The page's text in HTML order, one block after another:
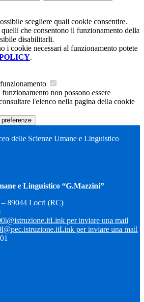
scegliere quali cookie consentire.
che consentono il funzionamento della
disabilitarli.
i cookie necessari al funzionamento potete
.
non possono essere
l'elenco nella pagina della cookie
delle Scienze Umane e Linguistico
e Linguistico “G.Mazzini”
89044 Locri (RC)
Link per inviare una mail
Link per inviare una mail